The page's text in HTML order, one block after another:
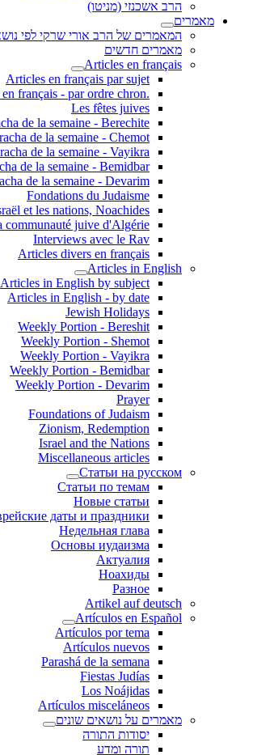
הרב אשכנזי (מניטו)
מאמרים
המאמרים של הרב אורי שרקי לפי
מאמרים חדשים
Articles en français
Articles en français par sujet
.Articles en français - par ordre chron
Les fêtes juives
de la semaine - Berechite
de la semaine - Chemot
de la semaine - Vayikra
de la semaine - Bemidbar
de la semaine - Devarim
Fondations du Judaisme
et les nations, Noachides
communauté juive d'Algérie
Interviews avec le Rav
Articles divers en français
Articles in English
Articles in English by subject
Articles in English - by date
Jewish Holidays
Weekly Portion - Bereshit
Weekly Portion - Shemot
Weekly Portion - Vayikra
Weekly Portion - Bemidbar
Weekly Portion - Devarim
Prayer
Foundations of Judaism
Zionism, Redemption
Israel and the Nations
Miscellaneous articles
Статьи на русском
Статьи по темам
Новые статьи
даты и праздники
Недельная глава
Основы иудаизма
Актуалия
Ноахиды
Разное
Artikel auf deutsch
Artículos en Español
Artículos por tema
Artículos nuevos
Parashá de la semana
Fiestas Judías
Los Noájidas
Artículos misceláneos
מאמרים על נושאים שונים
יסודות התורה
תורה ומדע